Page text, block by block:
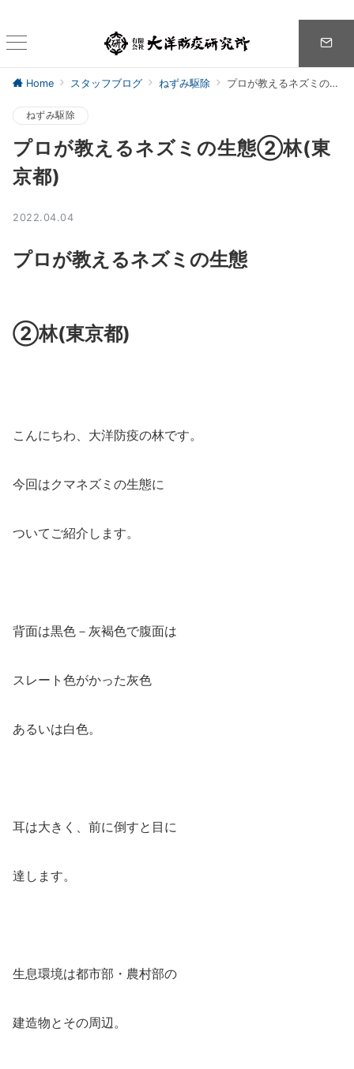
Home スタッフブログ ねずみ駆除 プロが教えるネズミの生態②林(東京都)
ねずみ駆除
プロが教えるネズミの生態②林(東
京都)
2022.04.04
プロが教えるネズミの生態
②林(東京都)
こんにちわ、大洋防疫の林です。
今回はクマネズミの生態に
ついてご紹介します。
背面は黒色－灰褐色で腹面は
スレート色がかった灰色
あるいは白色。
耳は大きく、前に倒すと目に
達します。
生息環境は都市部・農村部の
建造物とその周辺。